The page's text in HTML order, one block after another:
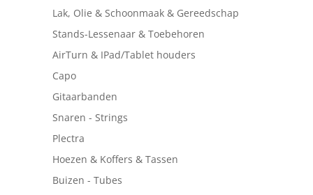
Lak, Olie & Schoonmaak & Gereedschap
Stands-Lessenaar & Toebehoren
AirTurn & IPad/Tablet houders
Capo
Gitaarbanden
Snaren - Strings
Plectra
Hoezen & Koffers & Tassen
Buizen - Tubes